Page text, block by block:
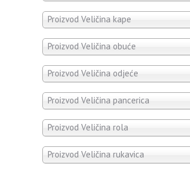
Proizvod Veličina kape
Proizvod Veličina obuće
Proizvod Veličina odjeće
Proizvod Veličina pancerica
Proizvod Veličina rola
Proizvod Veličina rukavica